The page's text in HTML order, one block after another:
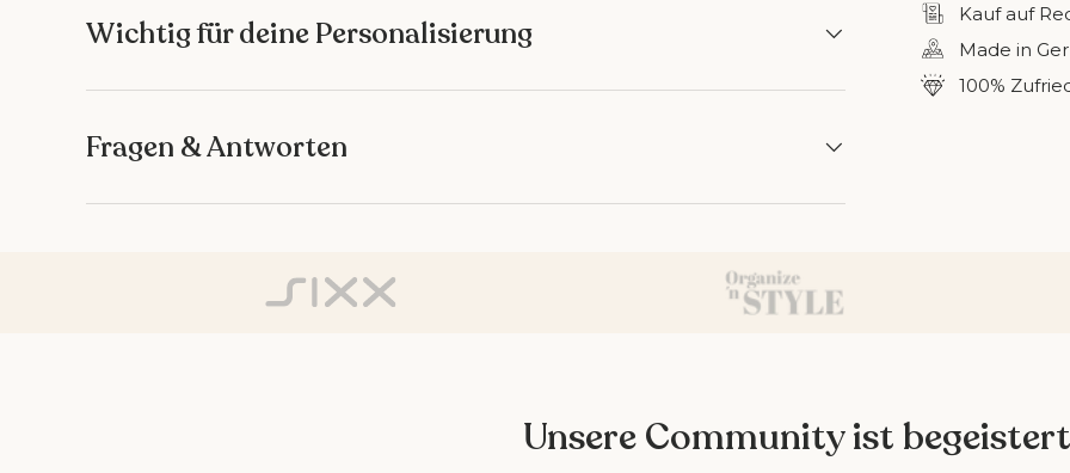
Kauf auf
Made in
100%
Wichtig für deine Personalisierung
Fragen & Antworten
Unsere Community ist